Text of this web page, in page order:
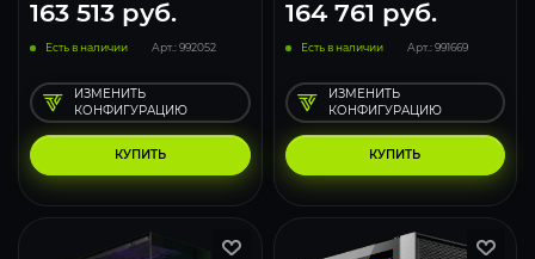
163 513 руб.
Есть в наличии Арт.: 992052
КУПИТЬ
ИЗМЕНИТЬ
КОНФИГУРАЦИЮ
164 761 руб.
Есть в наличии Арт.: 991669
КУПИТЬ
ИЗМЕНИТЬ
КОНФИГУРАЦИЮ